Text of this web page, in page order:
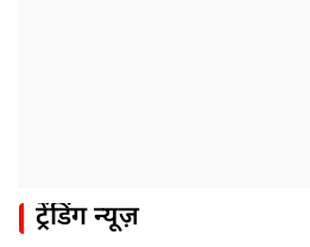
भारत समेत 5 देशों पर 100% टैरिफ
ट्रेंडिंग न्यूज़